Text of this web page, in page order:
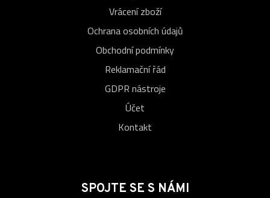
Vrácení zboží
Ochrana osobních údajů
Obchodní podmínky
Reklamační řád
GDPR nástroje
Účet
Kontakt
SPOJTE SE S NÁMI